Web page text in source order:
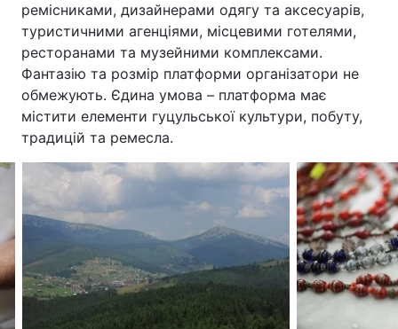
ремісниками, дизайнерами одягу та аксесуарів,
туристичними агенціями, місцевими готелями,
ресторанами та музейними комплексами.
Фантазію та розмір платформи організатори не
обмежують. Єдина умова – платформа має
містити елементи гуцульської культури, побуту,
традицій та ремесла.